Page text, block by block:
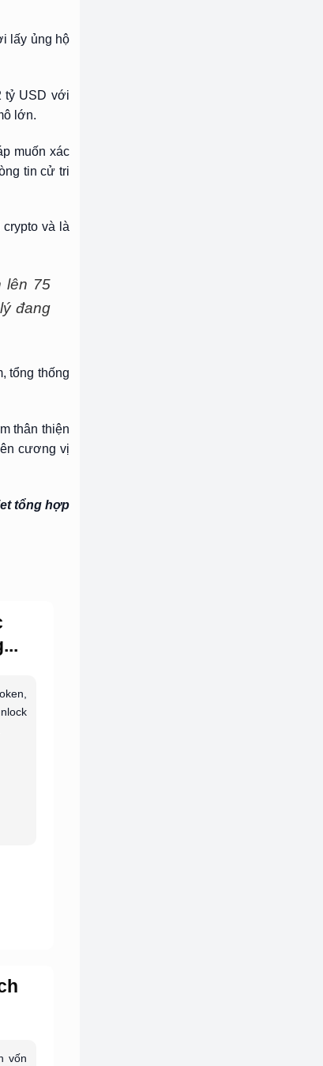
lấy ủng hộ
tỷ USD với
lớn.
muốn xác
tin cử tri
và là
lên 75
đang
tổng thống
thân thiện
cương vị
tổng hợp
vốn